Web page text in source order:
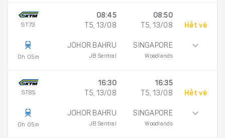
ST73
0h 05m
08:45
T5, 13/08
JOHOR BAHRU
JB Sentral
08:50
T5, 13/08
SINGAPORE
Woodlands
Hết vé
ST85
0h 05m
16:30
T5, 13/08
JOHOR BAHRU
JB Sentral
16:35
T5, 13/08
SINGAPORE
Woodlands
Hết vé